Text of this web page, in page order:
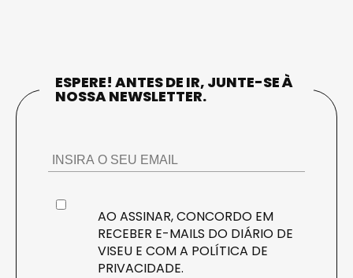
ESPERE! ANTES DE IR, JUNTE-SE À
NOSSA NEWSLETTER.
AO ASSINAR, CONCORDO EM
RECEBER E-MAILS DO DIÁRIO DE
VISEU E COM A POLÍTICA DE
PRIVACIDADE.